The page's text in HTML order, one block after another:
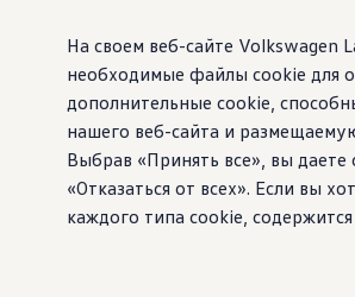
На своем веб-сайте Volkswagen
необходимые файлы cookie для
дополнительные cookie,
нашего веб-сайта и
Выбрав «Принять все», вы даете
«Отказаться от всех». Если вы
каждого типа cookie,
Взаимодействие в сети простыми
VW Connect
Активация
Все службы
VW Connect для Вашего ID.
Обновления (Upgrades)
Car-Net
App-Connect
Fleet Interface Data
На
автостраде: